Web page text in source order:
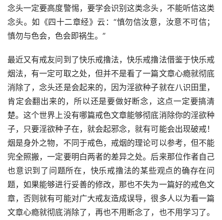
念头一定要高度警惕，要学会识别这类念头，不能听信这类
念头。如《四十二章经》云：“慎勿信汝意，汝意不可信；
慎勿与色会，色会即祸生。”
最近又有戒友问到了快乐戒撸法，快乐戒撸法借鉴于快乐戒
烟法，有一定可取之处，但并不是看了一篇文章心瘾就彻底
消除了，念头还是会起来的，因为淫欲种子就在八识田里，
肯定会翻出来的，所以还是要做好断念，这点一定要搞清
楚。这个世界上没有哪篇戒色文章能够彻底消除你的淫欲种
子，只要淫欲种子在，就会起邪念，就有可能会出现破戒！
烟是身外之物，不同于戒色，戒烟的理论可以参考，但不能
完全照搬，一定要明白两者的差异之处。后来那位作者自己
也意识到了问题所在，快乐戒撸法的某些观点的确存在问
题，如果能够进行妥善的修改，那也不失为一篇好的戒色文
章，否则就有可能对广大戒友造成误导，很多人以为看一篇
文章心瘾就彻底消除了，再也不用断念了，也不用学习了。